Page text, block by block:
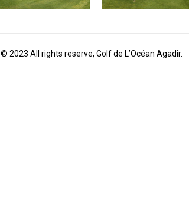
© 2023 All rights reserve, Golf de L’Océan Agadir.